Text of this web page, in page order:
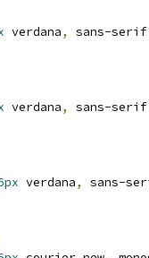
verdana,
sans-
verdana,
sans-
verdana,
sans-